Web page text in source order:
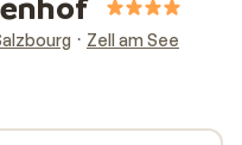
Zell am See